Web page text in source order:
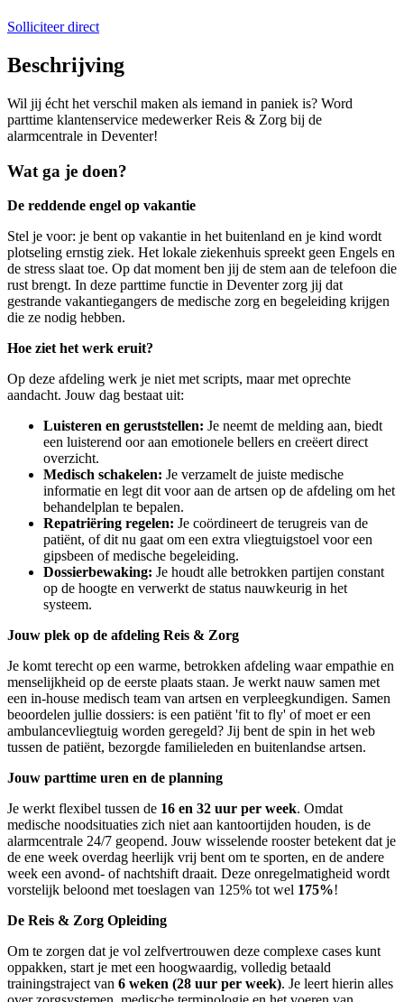
Solliciteer direct
Beschrijving
Wil jij écht het verschil maken als iemand in paniek is? Word
parttime klantenservice medewerker Reis & Zorg bij de
alarmcentrale in Deventer!
Wat ga je doen?
De reddende engel op vakantie
Stel je voor: je bent op vakantie in het buitenland en je kind wordt
plotseling ernstig ziek. Het lokale ziekenhuis spreekt geen Engels en
de stress slaat toe. Op dat moment ben jij de stem aan de telefoon die
rust brengt. In deze parttime functie in Deventer zorg jij dat
gestrande vakantiegangers de medische zorg en begeleiding krijgen
die ze nodig hebben.
Hoe ziet het werk eruit?
Op deze afdeling werk je niet met scripts, maar met oprechte
aandacht. Jouw dag bestaat uit:
Luisteren en geruststellen: Je neemt de melding aan, biedt
een luisterend oor aan emotionele bellers en creëert direct
overzicht.
Medisch schakelen: Je verzamelt de juiste medische
informatie en legt dit voor aan de artsen op de afdeling om het
behandelplan te bepalen.
Repatriëring regelen: Je coördineert de terugreis van de
patiënt, of dit nu gaat om een extra vliegtuigstoel voor een
gipsbeen of medische begeleiding.
Dossierbewaking: Je houdt alle betrokken partijen constant
op de hoogte en verwerkt de status nauwkeurig in het
systeem.
Jouw plek op de afdeling Reis & Zorg
Je komt terecht op een warme, betrokken afdeling waar empathie en
menselijkheid op de eerste plaats staan. Je werkt nauw samen met
een in-house medisch team van artsen en verpleegkundigen. Samen
beoordelen jullie dossiers: is een patiënt 'fit to fly' of moet er een
ambulancevliegtuig worden geregeld? Jij bent de spin in het web
tussen de patiënt, bezorgde familieleden en buitenlandse artsen.
Jouw parttime uren en de planning
Je werkt flexibel tussen de 16 en 32 uur per week. Omdat
medische noodsituaties zich niet aan kantoortijden houden, is de
alarmcentrale 24/7 geopend. Jouw wisselende rooster betekent dat je
de ene week overdag heerlijk vrij bent om te sporten, en de andere
week een avond- of nachtshift draait. Deze onregelmatigheid wordt
vorstelijk beloond met toeslagen van 125% tot wel 175%!
De Reis & Zorg Opleiding
Om te zorgen dat je vol zelfvertrouwen deze complexe cases kunt
oppakken, start je met een hoogwaardig, volledig betaald
trainingstraject van 6 weken (28 uur per week). Je leert hierin alles